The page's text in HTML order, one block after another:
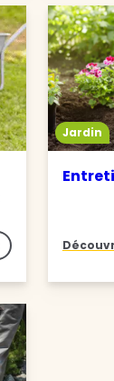
Jardin